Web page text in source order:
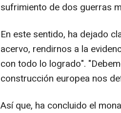
sufrimiento de dos guerras
En este sentido, ha dejado
acervo, rendirnos a la
con todo lo logrado".
construcción europea nos
Así que, ha concluido el